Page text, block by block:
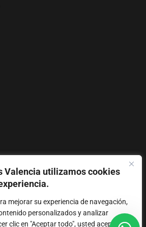
Valencia utilizamos cookies
mejorar su experiencia de navegación,
personalizados y analizar
clic en "Aceptar todo", usted acepta
valencianas·Tracas para bodas·Tracas para
Valencia ·Humos de color · Revelación de sexo
Torrente · Correfoc · Cremà de Fallas